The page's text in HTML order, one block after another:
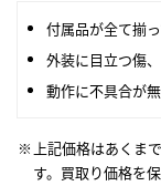
付属品が全て揃
外装に目立つ傷
動作に不具合が
上記価格はあくま
す。買取り価格を